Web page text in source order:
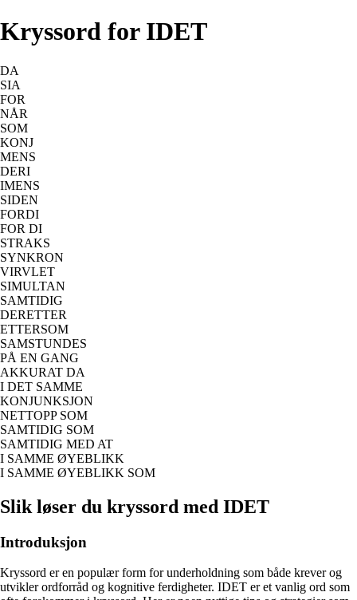
Kryssord for IDET
DA
SIA
FOR
NÅR
SOM
KONJ
MENS
DERI
IMENS
SIDEN
FORDI
FOR DI
STRAKS
SYNKRON
VIRVLET
SIMULTAN
SAMTIDIG
DERETTER
ETTERSOM
SAMSTUNDES
PÅ EN GANG
AKKURAT DA
I DET SAMME
KONJUNKSJON
NETTOPP SOM
SAMTIDIG SOM
SAMTIDIG MED AT
I SAMME ØYEBLIKK
I SAMME ØYEBLIKK SOM
Slik løser du kryssord med IDET
Introduksjon
Kryssord er en populær form for underholdning som både krever og
utvikler ordforråd og kognitive ferdigheter. IDET er et vanlig ord som